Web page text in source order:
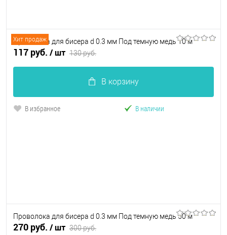
Хит продаж
Проволока для бисера d 0.3 мм Под темную медь 10 м
117 руб. / шт 130 руб.
В корзину
В избранное В наличии
Проволока для бисера d 0.3 мм Под темную медь 50 м
270 руб. / шт 300 руб.